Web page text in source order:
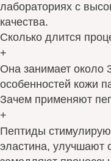
лабораториях с
качества.
Сколько длится
+
Она занимает около
особенностей кожи
Зачем применяют
+
Пептиды
эластина, улучшают